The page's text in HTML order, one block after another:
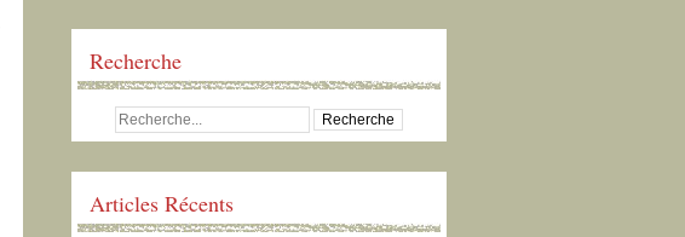
Recherche
Articles Récents